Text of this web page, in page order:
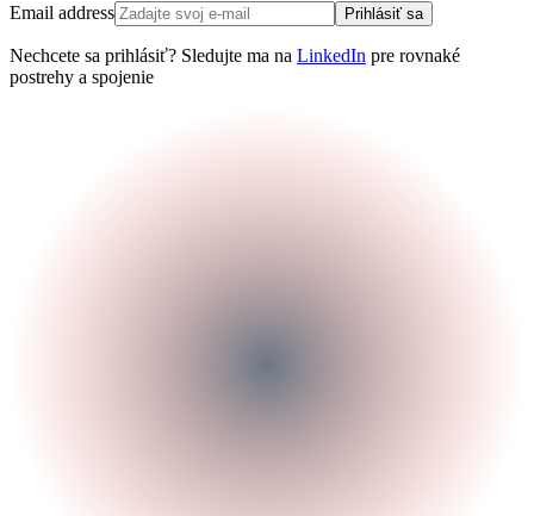
Email address Prihlásiť sa
Nechcete sa prihlásiť? Sledujte ma na LinkedIn pre rovnaké
postrehy a spojenie